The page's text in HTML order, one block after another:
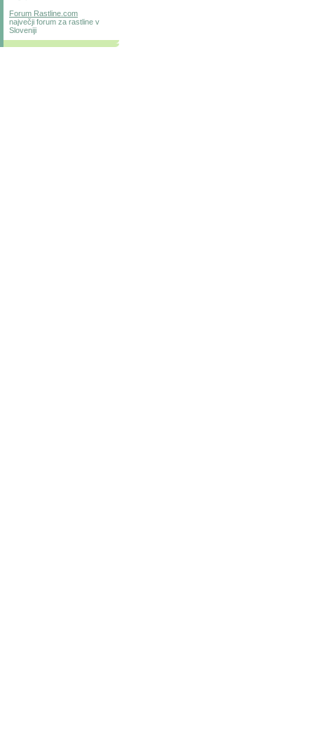
Forum Rastline.com
največji forum za rastline v
Sloveniji